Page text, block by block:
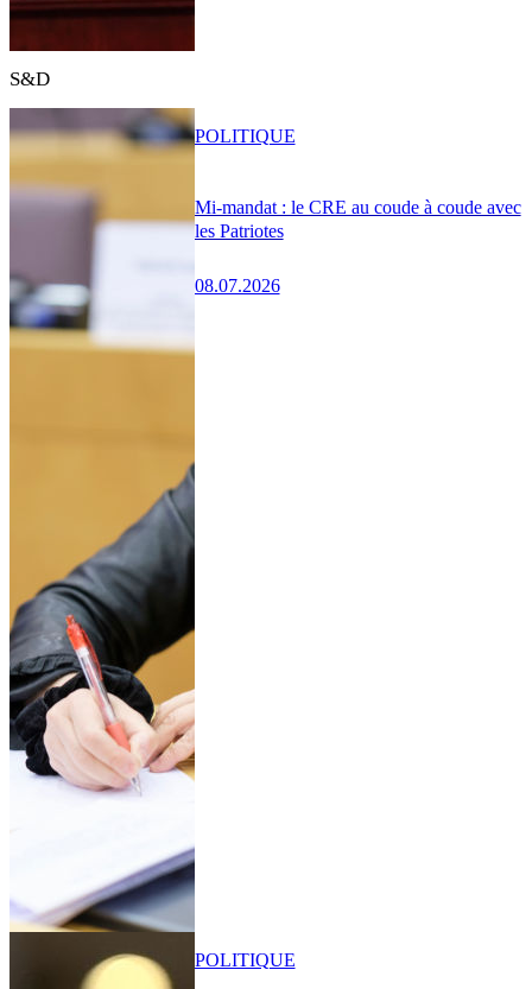
S&D
Mi-mandat : le CRE au coude à coude avec
les Patriotes
08.07.2026
POLITIQUE
POLITIQUE